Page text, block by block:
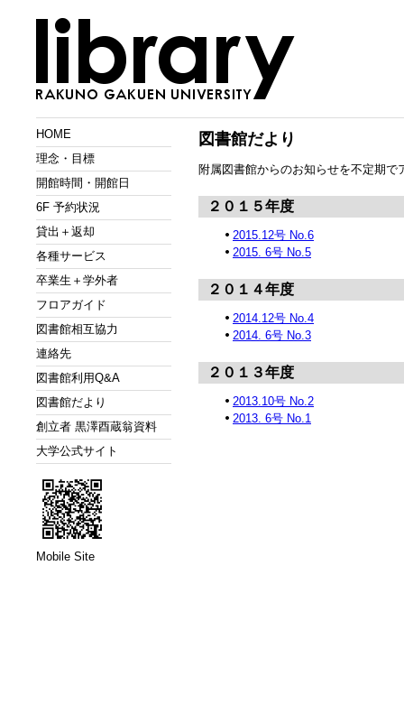
HOME
理念・目標
開館時間・開館日
6F 予約状況
貸出＋返却
各種サービス
卒業生＋学外者
フロアガイド
図書館相互協力
連絡先
図書館利用Q&A
図書館だより
創立者 黒澤酉蔵翁資料
大学公式サイト
Mobile Site
図書館だより
附属図書館からのお知らせを不定期で
２０１５年度
2015.12号 No.6
2015. 6号 No.5
２０１４年度
2014.12号 No.4
2014. 6号 No.3
２０１３年度
2013.10号 No.2
2013. 6号 No.1